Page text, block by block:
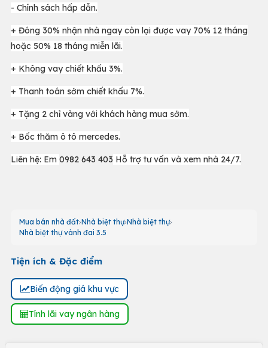
- Chính sách hấp dẫn.
+ Đóng 30% nhận nhà ngay còn lại được vay 70% 12 tháng
hoặc 50% 18 tháng miễn lãi.
+ Không vay chiết khấu 3%.
+ Thanh toán sớm chiết khấu 7%.
+ Tặng 2 chỉ vàng với khách hàng mua sớm.
+ Bốc thăm ô tô mercedes.
Liên hệ: Em 0982 643 403 Hỗ trợ tư vấn và xem nhà 24/7.
Mua bán nhà đất Nhà biệt thự Nhà biệt thự
Nhà biệt thự vành đai 3.5
Tiện ích & Đặc điểm
Biến động giá khu vực
Tính lãi vay ngân hàng